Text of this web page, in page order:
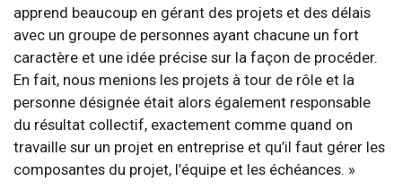
apprend beaucoup en gérant des projets et des délais
avec un groupe de personnes ayant chacune un fort
caractère et une idée précise sur la façon de procéder.
En fait, nous menions les projets à tour de rôle et la
personne désignée était alors également responsable
du résultat collectif, exactement comme quand on
travaille sur un projet en entreprise et qu’il faut gérer les
composantes du projet, l’équipe et les échéances. »